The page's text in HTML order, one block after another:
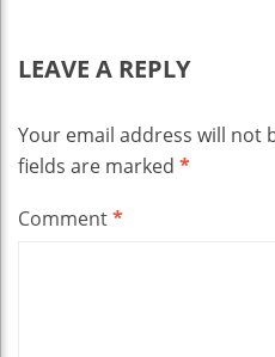
LEAVE A REPLY
Your email address will not
fields are marked *
Comment*